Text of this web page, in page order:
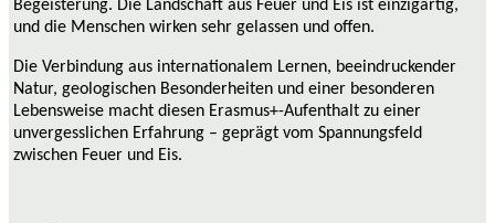
Begeisterung. Die Landschaft aus Feuer und Eis ist einzigartig,
und die Menschen wirken sehr gelassen und offen.
Die Verbindung aus internationalem Lernen, beeindruckender
Natur, geologischen Besonderheiten und einer besonderen
Lebensweise macht diesen Erasmus+-Aufenthalt zu einer
unvergesslichen Erfahrung – geprägt vom Spannungsfeld
zwischen Feuer und Eis.